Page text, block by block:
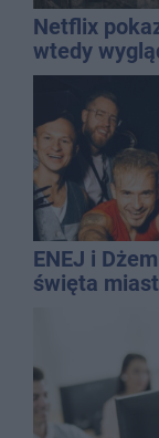
Netflix
wtedy
ENEJ i
święta